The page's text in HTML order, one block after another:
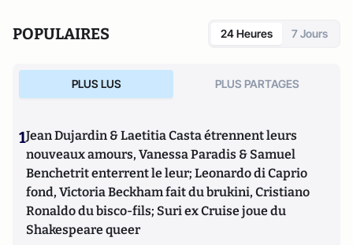
POPULAIRES 24 Heures 7 Jours
PLUS LUS PLUS PARTAGES
1Jean Dujardin & Laetitia Casta étrennent leurs
nouveaux amours, Vanessa Paradis & Samuel
Benchetrit enterrent le leur; Leonardo di Caprio
fond, Victoria Beckham fait du brukini, Cristiano
Ronaldo du bisco-fils; Suri ex Cruise joue du
Shakespeare queer